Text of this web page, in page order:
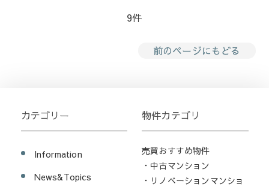
9件
前のページにもどる
カテゴリー
Information
News&Topics
物件カテゴリ
売買おすすめ物件
・中古マンション
・リノベーションマンショ